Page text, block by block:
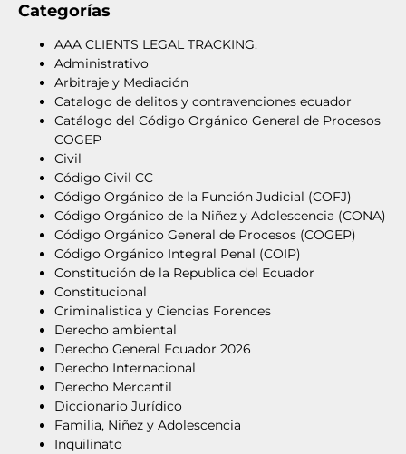
Categorías
AAA CLIENTS LEGAL TRACKING.
Administrativo
Arbitraje y Mediación
Catalogo de delitos y contravenciones ecuador
Catálogo del Código Orgánico General de Procesos
COGEP
Civil
Código Civil CC
Código Orgánico de la Función Judicial (COFJ)
Código Orgánico de la Niñez y Adolescencia (CONA)
Código Orgánico General de Procesos (COGEP)
Código Orgánico Integral Penal (COIP)
Constitución de la Republica del Ecuador
Constitucional
Criminalistica y Ciencias Forences
Derecho ambiental
Derecho General Ecuador 2026
Derecho Internacional
Derecho Mercantil
Diccionario Jurídico
Familia, Niñez y Adolescencia
Inquilinato